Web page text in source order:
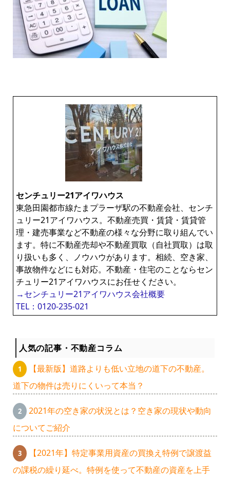
センチュリー21アイワハウス
東急田園都市線たまプラーザ駅の不動産会社、センチ
ュリー21アイワハウス。不動産売買・賃貸・賃貸管
理・建売事業など不動産の様々な分野に取り組んでい
ます。特に不動産売却や不動産買取（自社買取）は取
り扱いも多く、ノウハウがあります。相続、空き家、
事故物件などにも対応。不動産・住宅のことならセン
チュリー21アイワハウスにお任せください。
→センチュリー21アイワハウス会社概要
TEL：0120-235-021
人気の記事・不動産コラム
【最新版】道路よりも低い立地の道下の不動産。
道下の物件は売りにくいって本当？
2021年の空き家の状況とは？空き家の現状や動向
についてご紹介
【2021年】特定事業用資産の買換え特例で譲渡益
の課税の繰り延べ。特例を使って不動産の資産を上手